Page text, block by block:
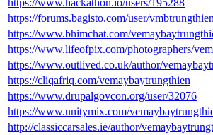
https://forums.bagisto.com/user/vmbtrungthien
https://www.bhimchat.com/
https://www.lifeofpix.com/photographers/
https://www.outlived.co.uk/author/
https://cliqafriq.com/vemaybaytrungthien
https://www.drupalgovcon.org/user/32076
https://www.unitymix.com/
http://classiccarsales.ie/author/